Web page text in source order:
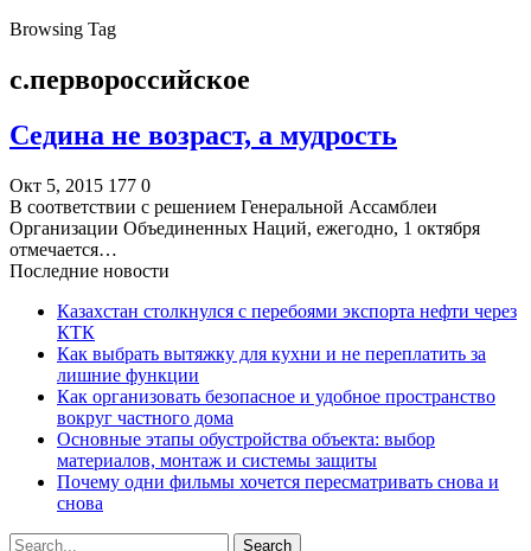
Browsing Tag
с.первороссийское
Седина не возраст, а мудрость
Окт 5, 2015 177 0
В соответствии с решением Генеральной Ассамблеи
Организации Объединенных Наций, ежегодно, 1 октября
отмечается…
Последние новости
Казахстан столкнулся с перебоями экспорта нефти через
КТК
Как выбрать вытяжку для кухни и не переплатить за
лишние функции
Как организовать безопасное и удобное пространство
вокруг частного дома
Основные этапы обустройства объекта: выбор
материалов, монтаж и системы защиты
Почему одни фильмы хочется пересматривать снова и
снова